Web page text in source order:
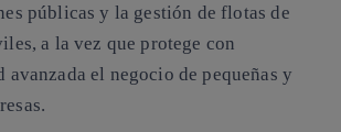
públicas y la gestión de flotas de
a la vez que protege con
avanzada el negocio de pequeñas y